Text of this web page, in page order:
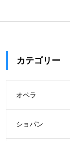
カテゴリー
オペラ
ショパン